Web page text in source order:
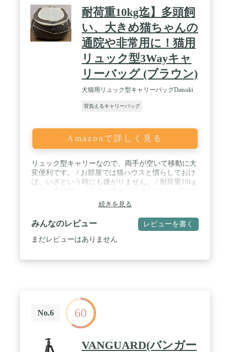
耐荷重10kg迄】多頭飼
い、大きめ猫ちゃんの
通院や非常用に！猫用
リュック型3Wayキャ
リーバッグ (ブラウン)
犬猫用リュック型キャリーバッグDaisuki
背負えるキャリーバッグ
Amazonで詳しく見る
リュック型キャリーなので、両手が空いて移動に大
変便利です。 / お部屋では猫ハウスと慣らしておけ
ば、いざという時にも嫌がりません。 / 耐荷重10kg
っかり安定する自立型なので、安定感があります。
/ 大窓＆小窓の2重窓構造で、小窓側ジッパーは中か
ら開かない安全ロック式です。
続きを見る
みんなのレビュー レビューを書く
まだレビューはありません
No.6 60
VANGUARD(バンガー